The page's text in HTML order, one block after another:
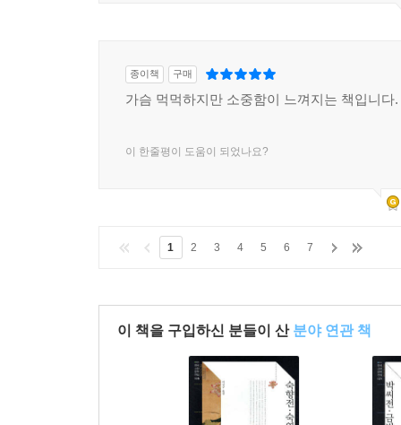
종이책 구매
가슴 먹먹하지만 소중함이 느껴지는 책입니다.
이 한줄평이 도움이 되었나요?
1 2 3 4 5 6 7
이 책을 구입하신 분들이 산 분야 연관 책